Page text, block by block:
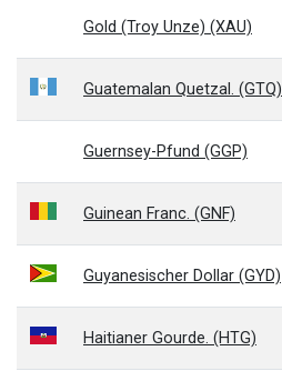
Gold (Troy Unze) (XAU)
Guatemalan Quetzal. (GTQ)
Guernsey-Pfund (GGP)
Guinean Franc. (GNF)
Guyanesischer Dollar (GYD)
Haitianer Gourde. (HTG)